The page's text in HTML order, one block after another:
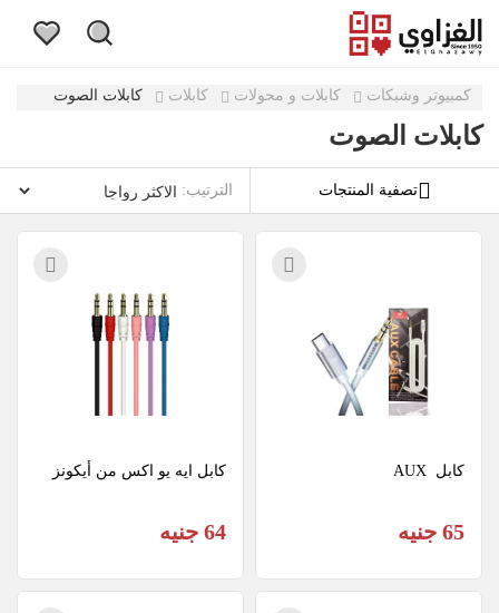
كمبيوتر وشبكات كابلات و محولات كابلات كابلات الصوت
كابلات الصوت
تصفية المنتجات الترتيب:
كابل  AUX
65 جنيه
كابل ايه يو اكس من أيكونز
64 جنيه